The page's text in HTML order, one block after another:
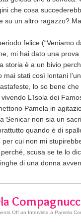
che cosa
su un altro ragazzo?
felice (“Veniamo
mi hai dato una
storia è a un bivio
stati così lontani
lo so bene
L’Isola dei
Pamela in
Senicar non sia un
quando è di
cui non mi
scusa se te lo
di una donna
Off on Intervista a Pamela